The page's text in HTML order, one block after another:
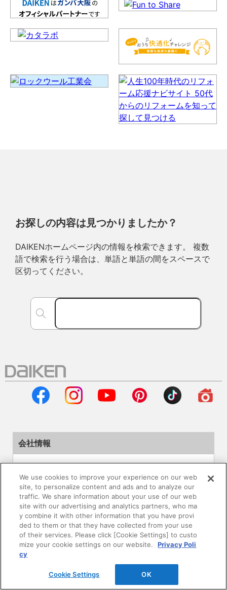
お探しの内容は見つかりましたか？
DAIKENホームページ内の情報を検索できます。 複数
語で検索を行う場合は、単語と単語の間をスペースで
区切ってください。
会社情報
企業情報
サステナビリティ
採用情報
ニュースリリース
We use cookies to improve your experience on our web
site, to personalize content and ads and to analyze our
traffic. We share information about your use of our web
site with our advertising and analytics partners, who ma
y combine it with other information that you have provi
ded to them or that they have collected from your use
of their services. Please click [Cookie Settings] to custo
mize your cookie settings on our website.
Privacy Poli
cy
Cookie Settings OK